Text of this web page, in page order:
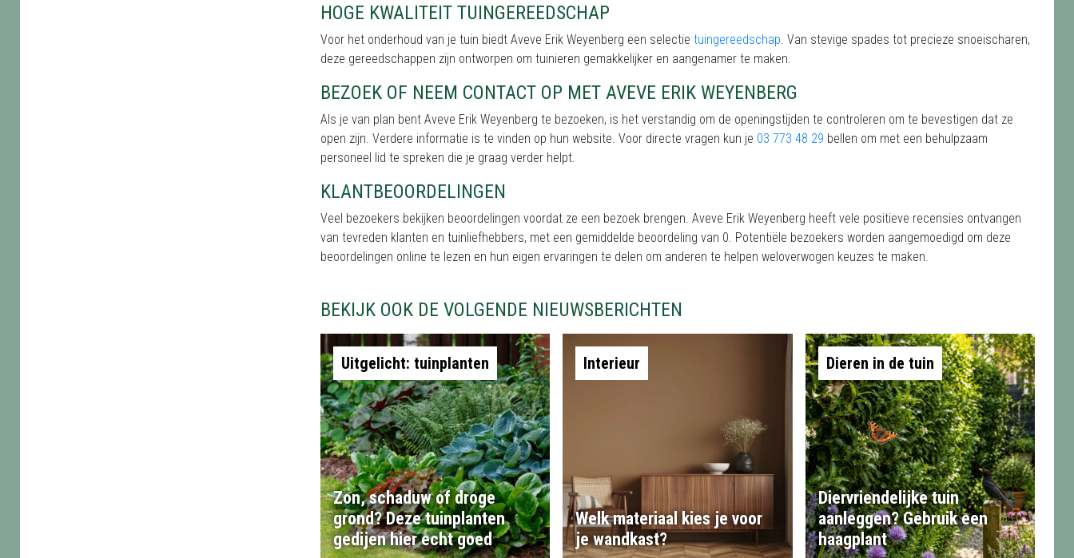
HOGE KWALITEIT TUINGEREEDSCHAP
Voor het onderhoud van je tuin biedt Aveve Erik Weyenberg een selectie tuingereedschap . Van stevige spades tot precieze snoeischaren,
deze gereedschappen zijn ontworpen om tuinieren gemakkelijker en aangenamer te maken.
BEZOEK OF NEEM CONTACT OP MET AVEVE ERIK WEYENBERG
Als je van plan bent Aveve Erik Weyenberg te bezoeken, is het verstandig om de openingstijden te controleren om te bevestigen dat ze
open zijn. Verdere informatie is te vinden op hun website. Voor directe vragen kun je 03 773 48 29 bellen om met een behulpzaam
personeel lid te spreken die je graag verder helpt.
KLANTBEOORDELINGEN
Veel bezoekers bekijken beoordelingen voordat ze een bezoek brengen. Aveve Erik Weyenberg heeft vele positieve recensies ontvangen
van tevreden klanten en tuinliefhebbers, met een gemiddelde beoordeling van 0. Potentiële bezoekers worden aangemoedigd om deze
beoordelingen online te lezen en hun eigen ervaringen te delen om anderen te helpen weloverwogen keuzes te maken.
BEKIJK OOK DE VOLGENDE NIEUWSBERICHTEN
Uitgelicht: tuinplanten
Zon, schaduw of droge
grond? Deze tuinplanten
gedijen hier echt goed
Interieur
Welk materiaal kies je voor
je wandkast?
Dieren in de tuin
Diervriendelijke tuin
aanleggen? Gebruik een
haagplant